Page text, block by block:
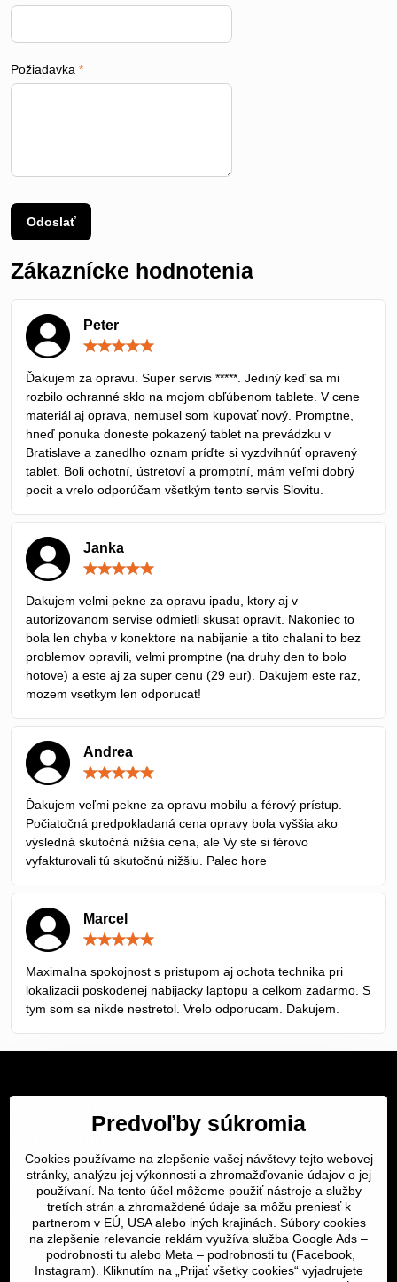
Požiadavka *
Odoslať
Zákaznícke hodnotenia
Peter
5
Ďakujem za opravu. Super servis *****. Jediný keď sa mi
rozbilo ochranné sklo na mojom obľúbenom tablete. V cene
materiál aj oprava, nemusel som kupovať nový. Promptne,
hneď ponuka doneste pokazený tablet na prevádzku v
Bratislave a zanedlho oznam príďte si vyzdvihnúť opravený
tablet. Boli ochotní, ústretoví a promptní, mám veľmi dobrý
pocit a vrelo odporúčam všetkým tento servis Slovitu.
Janka
5
Dakujem velmi pekne za opravu ipadu, ktory aj v
autorizovanom servise odmietli skusat opravit. Nakoniec to
bola len chyba v konektore na nabijanie a tito chalani to bez
problemov opravili, velmi promptne (na druhy den to bolo
hotove) a este aj za super cenu (29 eur). Dakujem este raz,
mozem vsetkym len odporucat!
Andrea
5
Ďakujem veľmi pekne za opravu mobilu a férový prístup.
Počiatočná predpokladaná cena opravy bola vyššia ako
výsledná skutočná nižšia cena, ale Vy ste si férovo
vyfakturovali tú skutočnú nižšiu. Palec hore
Marcel
5
Maximalna spokojnost s pristupom aj ochota technika pri
lokalizacii poskodenej nabijacky laptopu a celkom zadarmo. S
tym som sa nikde nestretol. Vrelo odporucam. Dakujem.
Servis Bratislava
Servis Košice
Dôležité odkazy
SERVIS KURIÉROM
Predvoľby súkromia
Cookies používame na zlepšenie vašej návštevy tejto webovej
stránky, analýzu jej výkonnosti a zhromažďovanie údajov o jej
používaní. Na tento účel môžeme použiť nástroje a služby
tretích strán a zhromaždené údaje sa môžu preniesť k
partnerom v EÚ, USA alebo iných krajinách. Súbory cookies
na zlepšenie relevancie reklám využíva služba Google Ads –
podrobnosti tu alebo Meta – podrobnosti tu (Facebook,
Instagram). Kliknutím na „Prijať všetky cookies“ vyjadrujete